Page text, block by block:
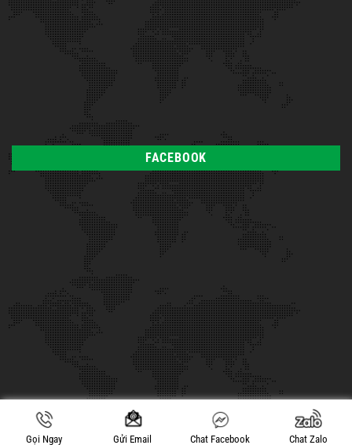
FACEBOOK
Copyright 2021 © Quảng Cáo Trường Chinh - Thiết Kế Bởi: MANHAN.VN
Gọi Ngay Gửi Email Chat Facebook Chat Zalo